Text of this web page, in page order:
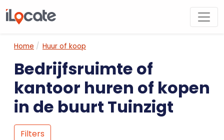
Home Huur of koop
Bedrijfsruimte of
kantoor huren of kopen
in de buurt Tuinzigt
Filters